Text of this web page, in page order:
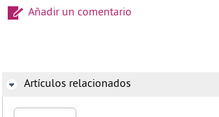
Añadir un comentario
Artículos relacionados